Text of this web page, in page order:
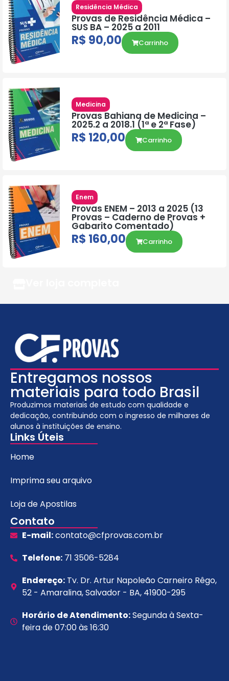
Residência Médica
Provas de Residência Médica –
SUS BA – 2025 a 2011
R$ 90,00 Carrinho
Medicina
Provas Bahiana de Medicina –
2025.2 a 2018.1 (1ª e 2ª Fase)
R$ 120,00 Carrinho
Enem
Provas ENEM – 2013 a 2025 (13
Provas – Caderno de Provas +
Gabarito Comentado)
R$ 160,00 Carrinho
Entregamos nossos
materiais para todo Brasil
Produzimos materiais de estudo com qualidade e
dedicação, contribuindo com o ingresso de milhares de
alunos à instituições de ensino.
Links Úteis
Home
Imprima seu arquivo
Loja de Apostilas
Contato
E-mail:contato@cfprovas.com.br
Telefone:71 3506-5284
Endereço:Tv. Dr. Artur Napoleão Carneiro Rêgo,
52 - Amaralina, Salvador - BA, 41900-295
Horário de Atendimento:Segunda à Sexta-
feira de 07:00 às 16:30